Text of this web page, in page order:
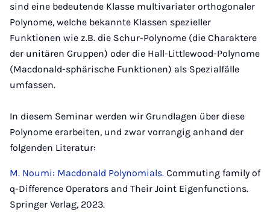
sind eine bedeutende Klasse multivariater orthogonaler
Polynome, welche bekannte Klassen spezieller
Funktionen wie z.B. die Schur-Polynome (die Charaktere
der unitären Gruppen) oder die Hall-Littlewood-Polynome
(Macdonald-sphärische Funktionen) als Spezialfälle
umfassen.
In diesem Seminar werden wir Grundlagen über diese
Polynome erarbeiten, und zwar vorrangig anhand der
folgenden Literatur:
M. Noumi: Macdonald Polynomials. Commuting family of
q-Difference Operators and Their Joint Eigenfunctions.
Springer Verlag, 2023.